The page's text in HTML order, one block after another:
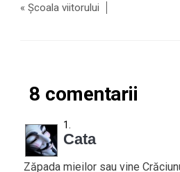
«Școala viitorului
8 comentarii
Cata
Zăpada mieilor sau vine